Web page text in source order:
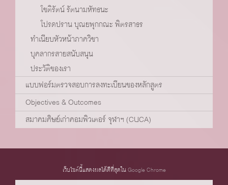
โชติรัตน์ รัตนามหัทธนะ
โปรดปราน บุณยพุกกณะ พิตรสาธร
ทำเนียบหัวหน้าภาควิชา
บุคลากรสายสนับสนุน
ประวัติของเรา
แบบฟอร์มตรวจสอบการลงทะเบียนของหลักสูตร
Objectives & Outcomes
สมาคมศิษย์เก่าคอมพิวเตอร์ จุฬาฯ (CUCA)
เว็บไซต์นี้แสดงผลได้ดีที่สุดในGoogle Chrome